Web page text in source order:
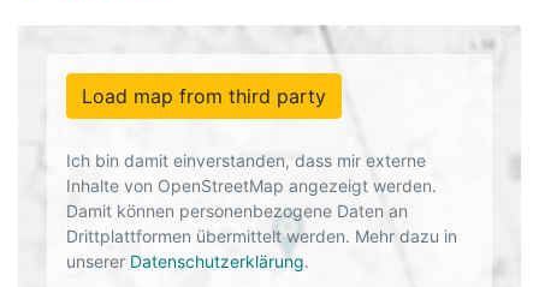
Load map from third party
Ich bin damit einverstanden, dass mir externe
Inhalte von OpenStreetMap angezeigt werden.
Damit können personenbezogene Daten an
Drittplattformen übermittelt werden. Mehr dazu in
unserer Datenschutzerklärung.